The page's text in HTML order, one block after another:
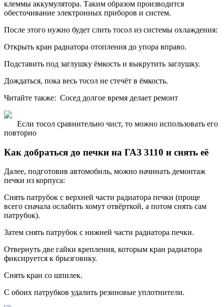
клеммы аккумулятора. Таким образом производится
обесточивание электронных приборов и систем.
После этого нужно будет слить тосол из системы охлаждения:
Открыть кран радиатора отопления до упора вправо.
Подставить под заглушку ёмкость и выкрутить заглушку.
Дождаться, пока весь тосол не стечёт в ёмкость.
Читайте также: Сосед долгое время делает ремонт
Если тосол сравнительно чист, то можно использовать его
повторно
Как добраться до печки на ГАЗ 3110 и снять её
Далее, подготовив автомобиль, можно начинать демонтаж
печки из корпуса:
Снять патрубок с верхней части радиатора печки (проще
всего сначала ослабить хомут отвёрткой, а потом снять сам
патрубок).
Затем снять патрубок с нижней части радиатора печки.
Отвернуть две гайки крепления, которым кран радиатора
фиксируется к брызговику.
Снять кран со шпилек.
С обоих патрубков удалить резиновые уплотнители.